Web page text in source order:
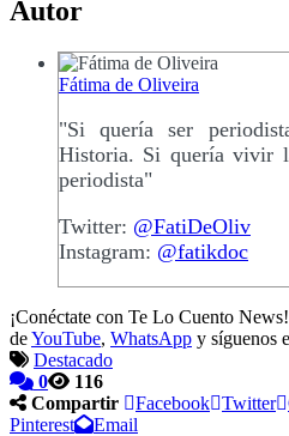
Autor
Fátima de Oliveira
"Si quería ser
Historia. Si quería vivir
periodista"
Twitter: @FatiDeOliv
Instagram: @fatikdoc
¡Conéctate con Te Lo Cuento
deYouTube, WhatsApp y síguenos
Destacado
0
116
Compartir
Facebook Twitter
Pinterest
Email